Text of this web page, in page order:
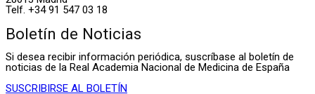
Telf. +34 91 547 03 18
Boletín de Noticias
Si desea recibir información periódica, suscríbase al boletín de
noticias de la Real Academia Nacional de Medicina de España
SUSCRIBIRSE AL BOLETÍN